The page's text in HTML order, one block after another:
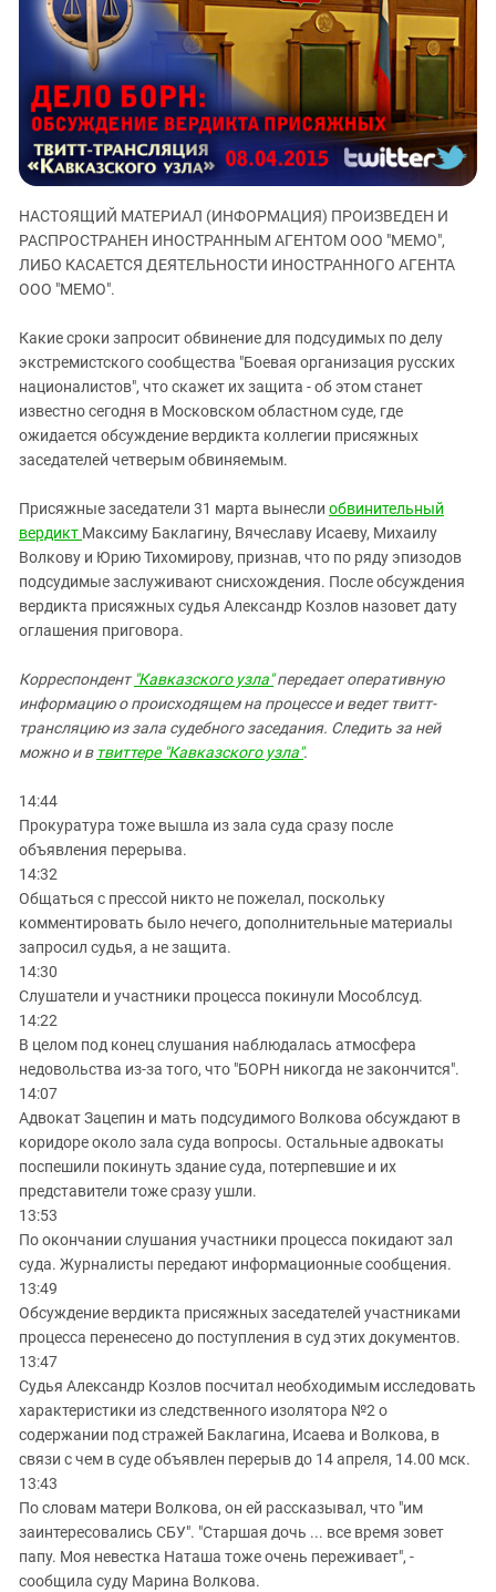
ЗАСТАВЛЯЕТ
КАВКАЗ ЗА ПАЛЕСТИНУ
ИНАКОМЫСЛИЕ В ЧЕЧНЕ
ПРЕСЛЕДОВАНИЕ АКТИВИСТОВ
МОБИЛИЗАЦИЯ И ПРОТЕСТЫ
Дагестан
Ингушетия
Кабардино-Балкария
Калмыкия
Карачаево-Черкесия
Краснодарский край
Нагорный Карабах
Российская Федерация
Ростовская область
Северная Осетия - Алания
СКФО
Ставропольский край
Чечня
Южная Осетия
ЮФО
НАСТОЯЩИЙ МАТЕРИАЛ (ИНФОРМАЦИЯ) ПРОИЗВЕДЕН И
РАСПРОСТРАНЕН ИНОСТРАННЫМ АГЕНТОМ ООО "МЕМО",
ЛИБО КАСАЕТСЯ ДЕЯТЕЛЬНОСТИ ИНОСТРАННОГО АГЕНТА
ООО "МЕМО".
Какие сроки запросит обвинение для подсудимых по делу
экстремистского сообщества "Боевая организация русских
националистов", что скажет их защита - об этом станет
известно сегодня в Московском областном суде, где
ожидается обсуждение вердикта коллегии присяжных
заседателей четверым обвиняемым.
Присяжные заседатели 31 марта вынесли обвинительный
вердикт Максиму Баклагину, Вячеславу Исаеву, Михаилу
Волкову и Юрию Тихомирову, признав, что по ряду эпизодов
подсудимые заслуживают снисхождения. После обсуждения
вердикта присяжных судья Александр Козлов назовет дату
оглашения приговора.
Корреспондент "Кавказского узла"передает оперативную
информацию о происходящем на процессе и ведет твитт-
трансляцию из зала судебного заседания. Следить за ней
можно и в твиттере "Кавказского узла".
14:44
Прокуратура тоже вышла из зала суда сразу после
объявления перерыва.
14:32
Общаться с прессой никто не пожелал, поскольку
комментировать было нечего, дополнительные материалы
запросил судья, а не защита.
14:30
Слушатели и участники процесса покинули Мособлсуд.
14:22
В целом под конец слушания наблюдалась атмосфера
недовольства из-за того, что "БОРН никогда не закончится".
14:07
Адвокат Зацепин и мать подсудимого Волкова обсуждают в
коридоре около зала суда вопросы. Остальные адвокаты
поспешили покинуть здание суда, потерпевшие и их
представители тоже сразу ушли.
13:53
По окончании слушания участники процесса покидают зал
суда. Журналисты передают информационные сообщения.
13:49
Обсуждение вердикта присяжных заседателей участниками
процесса перенесено до поступления в суд этих документов.
13:47
Судья Александр Козлов посчитал необходимым исследовать
характеристики из следственного изолятора №2 о
содержании под стражей Баклагина, Исаева и Волкова, в
связи с чем в суде объявлен перерыв до 14 апреля, 14.00 мск.
13:43
По словам матери Волкова, он ей рассказывал, что "им
заинтересовались СБУ". "Старшая дочь ... все время зовет
папу. Моя невестка Наташа тоже очень переживает", -
сообщила суду Марина Волкова.